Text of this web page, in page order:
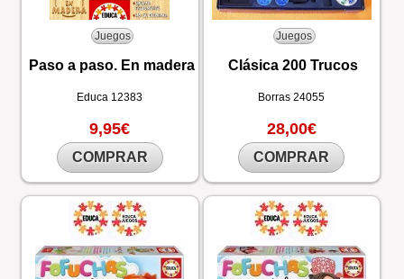
Juegos
Paso a paso. En madera
Educa 12383
9,95€
COMPRAR
Juegos
Clásica 200 Trucos
Borras24055
28,00€
COMPRAR